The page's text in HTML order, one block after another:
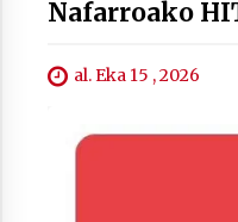
Nafarroako
al. Eka 15 , 2026